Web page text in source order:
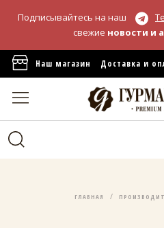
Подписывайтесь на наш
свежие новости и
Наш магазин Доставка и
ГЛАВНАЯ